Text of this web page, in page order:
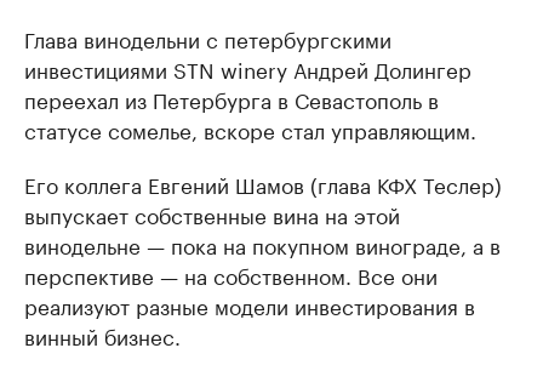
Глава винодельни с петербургскими
инвестициями STN winery Андрей Долингер
переехал из Петербурга в Севастополь в
статусе сомелье, вскоре стал управляющим.
Его коллега Евгений Шамов (глава КФХ Теслер)
выпускает собственные вина на этой
винодельне — пока на покупном винограде, а в
перспективе — на собственном. Все они
реализуют разные модели инвестирования в
винный бизнес.